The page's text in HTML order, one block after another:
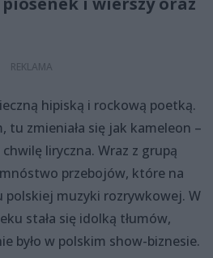
hipiską i rockową poetką.
tu zmieniała się jak kameleon –
chwilę liryczna. Wraz z grupą
przebojów, które na
polskiej muzyki rozrywkowej. W
stała się idolką tłumów,
było w polskim show-biznesie.